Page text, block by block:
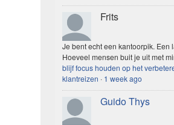
Frits
Je bent echt een kantoorpik. Een
Hoeveel mensen buit je uit met
blijf focus houden op het
klantreizen · 1 week ago
Guido Thys